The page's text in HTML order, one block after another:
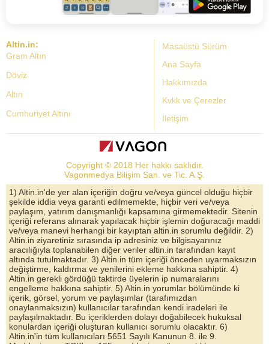
Masaüstü Sürüm
Ana Sayfa
Hakkımızda
Kvkk ve Çerezler
İletişim
Altin.in:
Gram Altın
Döviz
Altın
Cumhuriyet Altını
Dolar Kuru
Altın Yorumları
Döviz Kurları
Çeyrek Altın
Bitcoin
Euro/Dolar Parite
Sterlin
Döviz Arşivi
Copyright © 2018 Her hakkı saklıdır.
Vagonmedya Bilişim San. ve Tic. A.Ş.
1) Altin.in'de yer alan içeriğin doğru ve/veya güncel olduğu hiçbir
şekilde iddia veya garanti edilmemekte, hiçbir veri ve/veya
paylaşım, yatırım danışmanlığı kapsamına girmemektedir. Sitenin
içeriği referans alınarak yapılacak hiçbir işlemin doğuracağı maddi
ve/veya manevi herhangi bir kayıptan altin.in sorumlu değildir. 2)
Altin.in ziyaretiniz sırasında ip adresiniz ve bilgisayarınız
aracılığıyla toplanabilen diğer veriler altin.in tarafından kayıt
altında tutulmaktadır. 3) Altin.in tüm içeriği önceden uyarmaksızın
değiştirme, kaldırma ve yenilerini ekleme hakkına sahiptir. 4)
Altin.in gerekli gördüğü taktirde üyelerin ip numaralarını
engelleme hakkına sahiptir. 5) Altin.in yorumlar bölümünde ki
içerik, görsel, yorum ve paylaşımlar (tarafımızdan
onaylanmaksızın) kullanıcılar tarafından kendi iradeleri ile
paylaşılmaktadır. Bu içeriklerden dolayı doğabilecek hukuksal
konulardan içeriği oluşturan kullanıcı sorumlu olacaktır. 6)
Altin.in'in tüm kullanıcıları 5651 Sayılı Kanunun 8. ile 9.